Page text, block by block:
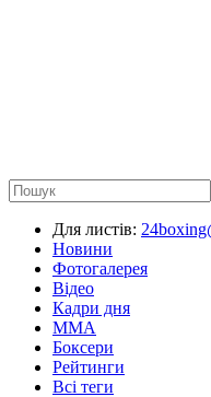
Для листів:
Новини
Фотогалерея
Відео
Кадри дня
ММА
Боксери
Рейтинги
Всі теги